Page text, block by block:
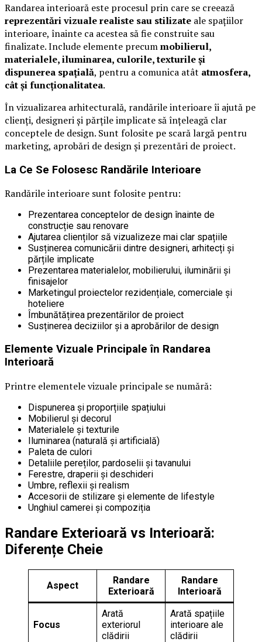
Randarea interioară este procesul prin care se creează
reprezentări vizuale realiste sau stilizate ale spațiilor
interioare, înainte ca acestea să fie construite sau
finalizate. Include elemente precummobilierul,
materialele, iluminarea, culorile, texturile și
dispunerea spațială, pentru a comunica atât atmosfera,
cât și funcționalitatea.
În vizualizarea arhitecturală, randările interioare îi ajută pe
clienți, designeri și părțile implicate să înțeleagă clar
conceptele de design. Sunt folosite pe scară largă pentru
marketing, aprobări de design și prezentări de proiect.
La Ce Se Folosesc Randările Interioare
Randările interioare sunt folosite pentru:
Prezentarea conceptelor de design înainte de
construcție sau renovare
Ajutarea clienților să vizualizeze mai clar spațiile
Susținerea comunicării dintre designeri, arhitecți și
părțile implicate
Prezentarea materialelor, mobilierului, iluminării și
finisajelor
Marketingul proiectelor rezidențiale, comerciale și
hoteliere
Îmbunătățirea prezentărilor de proiect
Susținerea deciziilor și a aprobărilor de design
Elemente Vizuale Principale în Randarea
Interioară
Printre elementele vizuale principale se numără:
Dispunerea și proporțiile spațiului
Mobilierul și decorul
Materialele și texturile
Iluminarea (naturală și artificială)
Paleta de culori
Detaliile pereților, pardoselii și tavanului
Ferestre, draperii și deschideri
Umbre, reflexii și realism
Accesorii de stilizare și elemente de lifestyle
Unghiul camerei și compoziția
Randare Exterioară vs Interioară:
Diferențe Cheie
Aspect
Randare
Exterioară
Randare
Interioară
Focus
Arată
exteriorul
clădirii
Arată spațiile
interioare ale
clădirii